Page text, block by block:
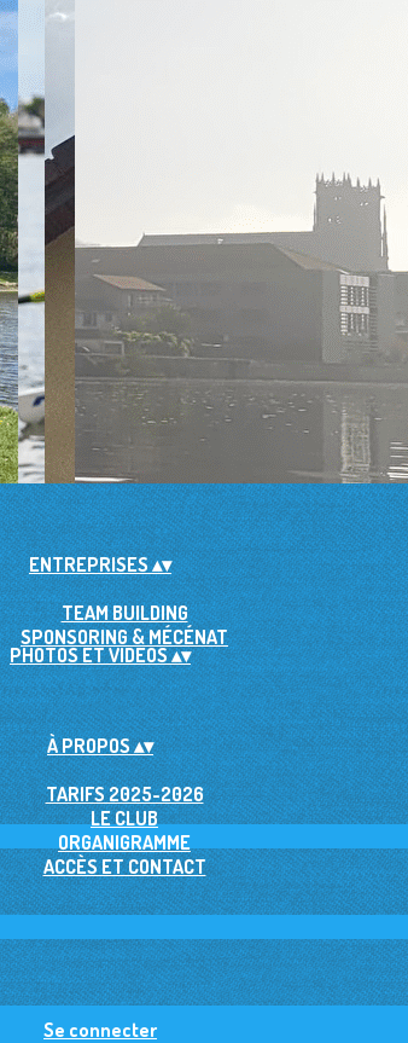
ACCUEIL▴▾
COMPÉTITION▴▾
LOISIRS▴▾
ENTREPRISES▴▾
TEAM BUILDING
SPONSORING & MÉCÉNAT
PHOTOS ET VIDEOS▴▾
À PROPOS▴▾
TARIFS 2025-2026
LE CLUB
ORGANIGRAMME
ACCÈS ET CONTACT
Se connecter